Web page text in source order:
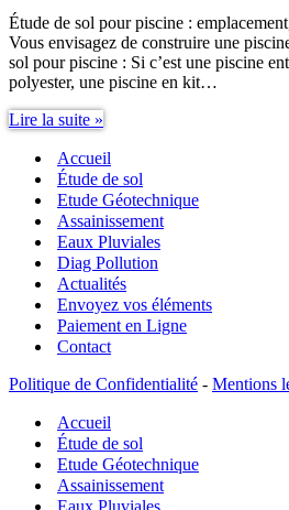
Étude de sol pour piscine :
Vous envisagez de construire une
sol pour piscine : Si c’est une piscine
polyester, une piscine en kit…
Lire la suite »
sol
pour
piscine
:
emplacement,
nature
des
sols,
relief…
Accueil
Étude de sol
Etude Géotechnique
Assainissement
Eaux Pluviales
Diag Pollution
Actualités
Envoyez vos éléments
Paiement en Ligne
Contact
Politique de Confidentialité - Mentions
Accueil
Étude de sol
Etude Géotechnique
Assainissement
Eaux Pluviales